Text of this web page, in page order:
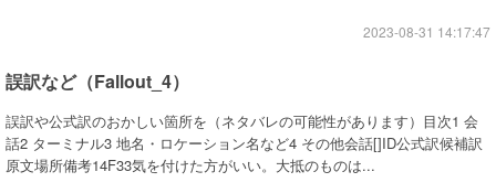
2023-08-31 14:17:47
誤訳など（Fallout_4）
誤訳や公式訳のおかしい箇所を（ネタバレの可能性があります）目次1 会
話2 ターミナル3 地名・ロケーション名など4 その他会話[]ID公式訳候補訳
原文場所備考14F33気を付けた方がいい。大抵のものは...